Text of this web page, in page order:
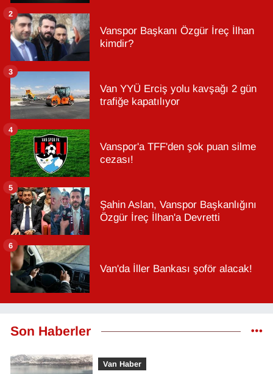
Vanspor Başkanı Özgür İreç İlhan
kimdir?
2
Van YYÜ Erciş yolu kavşağı 2 gün
trafiğe kapatılıyor
3
Vanspor'a TFF'den şok puan silme
cezası!
4
Şahin Aslan, Vanspor Başkanlığını
Özgür İreç İlhan'a Devretti
5
Van'da İller Bankası şoför alacak!
6
Son Haberler
Van Haber